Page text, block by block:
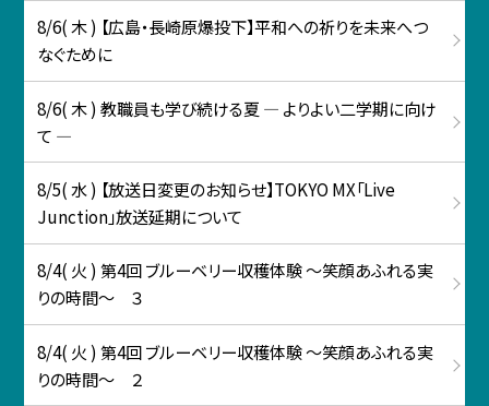
8/6( 木 ) 【広島・長崎原爆投下】平和への祈りを未来へつ
なぐために
8/6( 木 ) 教職員も学び続ける夏 ― よりよい二学期に向け
て ―
8/5( 水 ) 【放送日変更のお知らせ】TOKYO MX「Live
Junction」放送延期について
8/4( 火 ) 第4回 ブルーベリー収穫体験 ～笑顔あふれる実
りの時間～ ３
8/4( 火 ) 第4回 ブルーベリー収穫体験 ～笑顔あふれる実
りの時間～ ２